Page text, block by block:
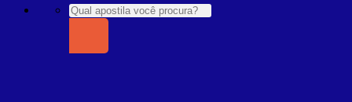
Pesquisar